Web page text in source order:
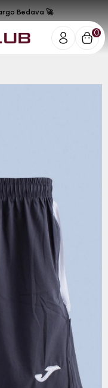
0
Bedava 🚀